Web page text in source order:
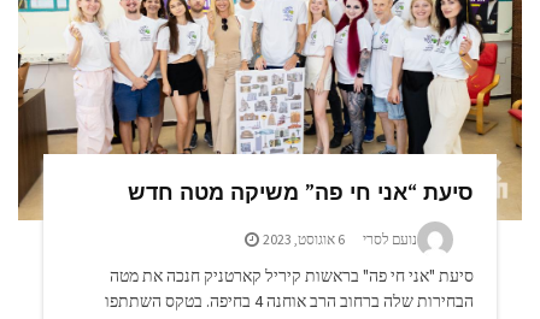
סיעת “אני חי פה” משיקה מטה חדש
נועם לסרי 6 אוגוסט, 2023
סיעת "אני חי פה" בראשות קיריל קארטניק חנכה את מטה
הבחירות שלה ברחוב הרב אוחנה 4 בחיפה. בטקס השתתפו